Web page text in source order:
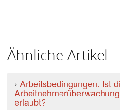
Ähnliche Artikel
› Arbeitsbedingungen: Ist
erlaubt?